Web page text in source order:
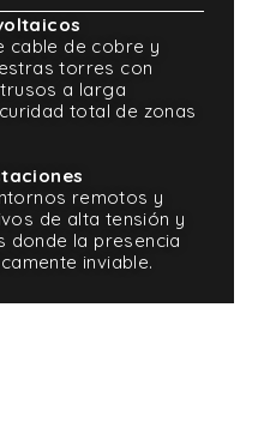
cable de cobre y
torres con
a larga
total de zonas
remotos y
de alta tensión y
donde la presencia
inviable.